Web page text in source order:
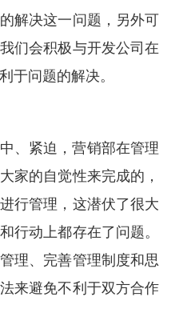
解决这一问题，另外可
们会积极与开发公司在
于问题的解决。
、紧迫，营销部在管理
家的自觉性来完成的，
行管理，这潜伏了很大
行动上都存在了问题。
理、完善管理制度和思
来避免不利于双方合作